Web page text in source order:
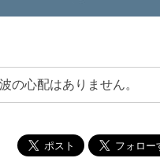
の心配はありません。